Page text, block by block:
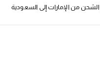
الشحن من الإمارات إلى السعودية